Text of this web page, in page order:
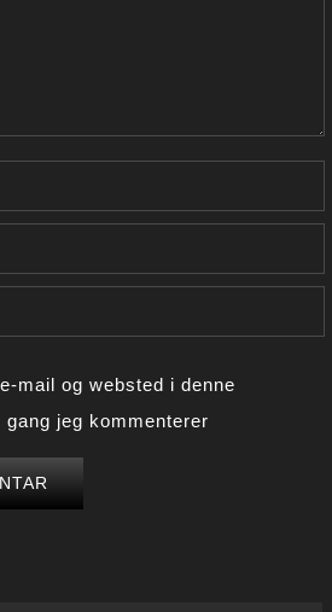
mail og websted i denne
jeg kommenterer